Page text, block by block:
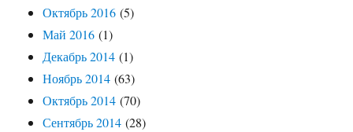
Октябрь 2016 (5)
Май 2016 (1)
Декабрь 2014 (1)
Ноябрь 2014 (63)
Октябрь 2014 (70)
Сентябрь 2014 (28)